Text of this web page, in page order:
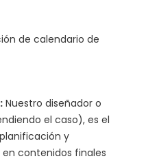
Nuestro diseñador o
el caso), es el
y
contenidos finales